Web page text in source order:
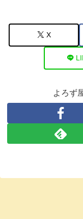
X
よろず